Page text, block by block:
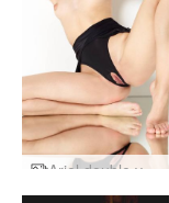
Ariel double vision